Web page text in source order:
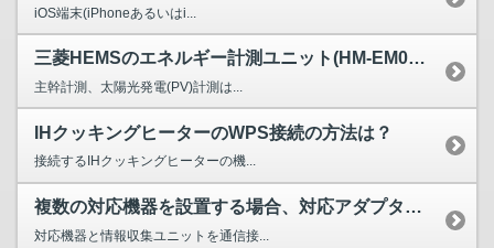
iOS端末(iPhoneあるいはi...
三菱HEMSのエネルギー計測ユニット(HM-EM03-E、...
主幹計測、太陽光発電(PV)計測は...
IHクッキングヒーターのWPS接続の方法は？
接続するIHクッキングヒーターの機...
複数の対応機器を設置する場合、対応アダプターはそれぞれに必...
対応機器と情報収集ユニットを通信接...